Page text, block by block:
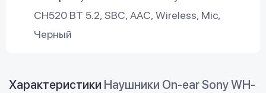
CH520 BT 5.2, SBC, AAC, Wireless, Mic,
Черный
Характеристики Наушники On-ear Sony WH-